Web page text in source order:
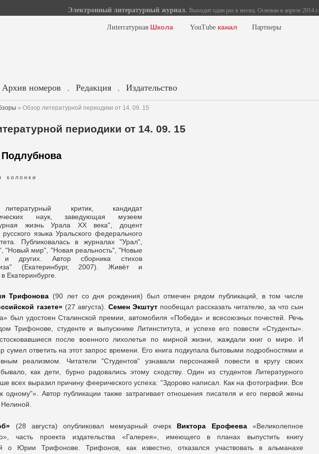
Электронный литературный журнал. Выходит один раз в месяц. Основан в апреле 2014 г.
Лиterraтурная Школа YouTube канал Партнеры
Архив номеров . Редакция . Издательство
» Обзор литературной периодики от 14. 09. 15
периодики от 14. 09. 15
к о л о н к и
критик, кандидат
наук, заведующая музеем
жизнь Урала ХХ века", доцент
языка Уральского федерального
Публиковалась в журналах "Урал",
"Новый мир", "Новая реальность", "Новые
и других. Автор сборника стихов
(Екатеринбург, 2007). Живёт и
Екатеринбурге.
Трифонова (90 лет со дня рождения) был отмечен рядом публикаций, в том числе
газете»(27 августа).Семен Экштут пообещал рассказать читателю, за что сын
был удостоен Сталинской премии, автомобиля «Победа» и всесоюзных почестей. Речь
Трифонове, студенте и выпускнике Литинститута, и успехе его повести «Студенты».
после военного лихолетья по мирной жизни, жаждали книг о мире. И
сумел ответить на этот запрос времени. Его книга подкупала бытовыми подробностями и
реализмом. Читатели "Студентов" узнавали персонажей повести в кругу своих
как дети, бурно радовались этому сходству. Один из студентов Литературного
всех выразил причину феерического успеха: "Здорово написал. Как на фотографии. Все
одному"». Автор публикации также затрагивает отношения писателя и его первой жены
(28 августа) опубликовал мемуарный очерк Виктора Ерофеева«Великолепное
часть проекта издательства «Галерея», имеющего в планах выпустить книгу
о Юрии Трифонове. Трифонов, как известно, отказался участвовать в альманахе